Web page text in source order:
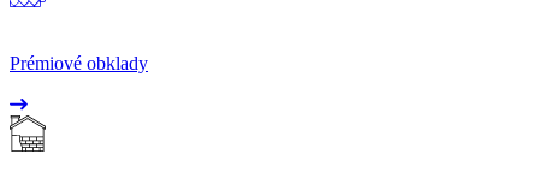
Prémiové obklady